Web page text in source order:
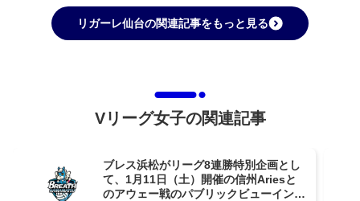
リガーレ仙台の関連記事をもっと見る
Vリーグ女子の関連記事
ブレス浜松がリーグ8連勝特別企画とし
て、1月11日（土）開催の信州Ariesと
のアウェー戦のパブリックビューイング